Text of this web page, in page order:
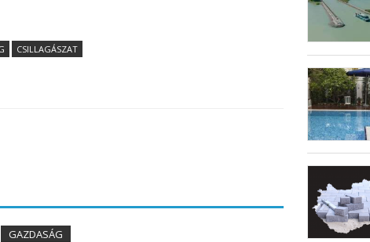
CSILLAGÁSZAT
GAZDASÁG